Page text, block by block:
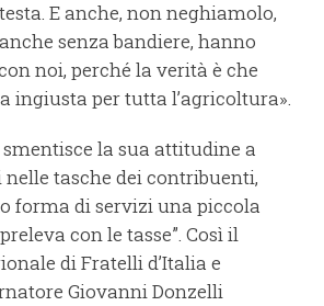
E anche, non neghiamolo,
senza bandiere, hanno
noi, perché la verità è che
ingiusta per tutta l’agricoltura».
la sua attitudine a
tasche dei contribuenti,
forma di servizi una piccola
con le tasse”. Così il
di Fratelli d’Italia e
Giovanni Donzelli